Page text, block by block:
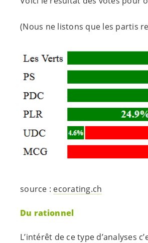
(Nous ne listons que les partis
source : ecorating.ch
Du rationnel
L’intérêt de ce type d’analyses